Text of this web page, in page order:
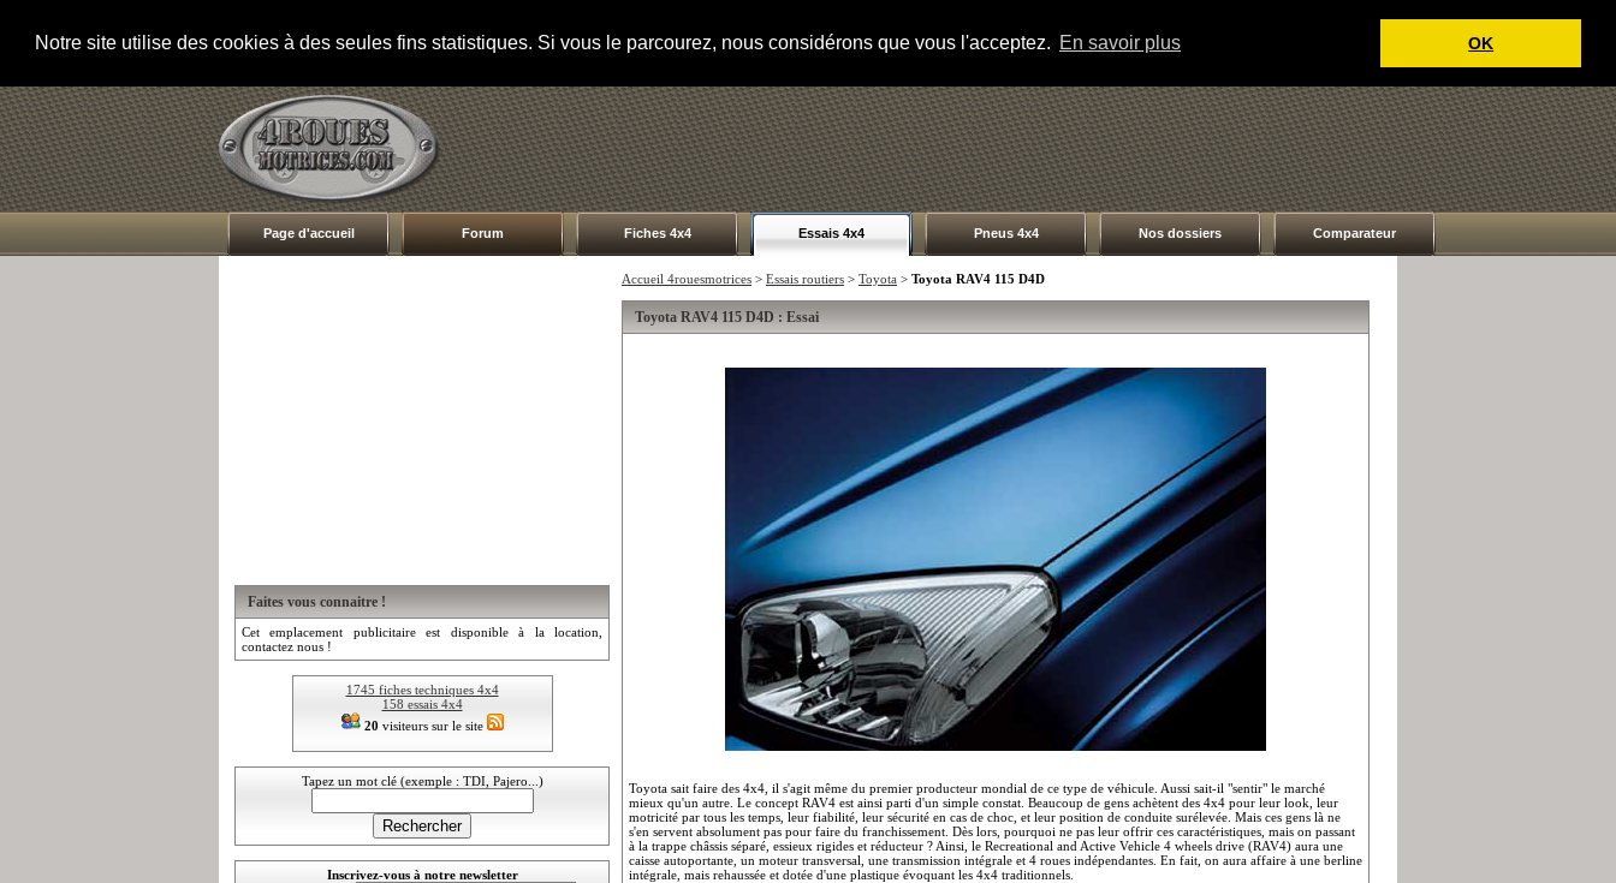
Notre site utilise des cookies à des seules fins statistiques. Si vous le parcourez, nous considérons que vous l'acceptez. En savoir plus OK
Page d'accueil Forum Fiches 4x4 Essais 4x4 Pneus 4x4 Nos dossiers Comparateur
Faites vous connaitre !
Cet emplacement publicitaire est disponible à la location,
contactez nous !
1745 fiches techniques 4x4
158 essais 4x4
20 visiteurs sur le site
Tapez un mot clé (exemple : TDI, Pajero...)
Inscrivez-vous à notre newsletter
Accueil 4rouesmotrices > Essais routiers > Toyota > Toyota RAV4 115 D4D
Toyota RAV4 115 D4D : Essai
Toyota sait faire des 4x4, il s'agit même du premier producteur mondial de ce type de véhicule. Aussi sait-il "sentir" le marché
mieux qu'un autre. Le concept RAV4 est ainsi parti d'un simple constat. Beaucoup de gens achètent des 4x4 pour leur look, leur
motricité par tous les temps, leur fiabilité, leur sécurité en cas de choc, et leur position de conduite surélevée. Mais ces gens là ne
s'en servent absolument pas pour faire du franchissement. Dès lors, pourquoi ne pas leur offrir ces caractéristiques, mais on passant
à la trappe châssis séparé, essieux rigides et réducteur ? Ainsi, le Recreational and Active Vehicle 4 wheels drive (RAV4) aura une
caisse autoportante, un moteur transversal, une transmission intégrale et 4 roues indépendantes. En fait, on aura affaire à une berline
intégrale, mais rehaussée et dotée d'une plastique évoquant les 4x4 traditionnels.